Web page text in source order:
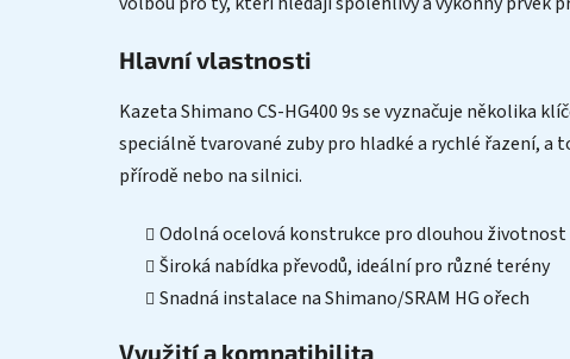
Hlavní vlastnosti
Kazeta Shimano CS-HG400 9s se vyznačuje několika
speciálně tvarované zuby pro hladké a rychlé řazení,
přírodě nebo na silnici.
Odolná ocelová konstrukce pro dlouhou životnost
Široká nabídka převodů, ideální pro různé terény
Snadná instalace na Shimano/SRAM HG ořech
Využití a kompatibilita